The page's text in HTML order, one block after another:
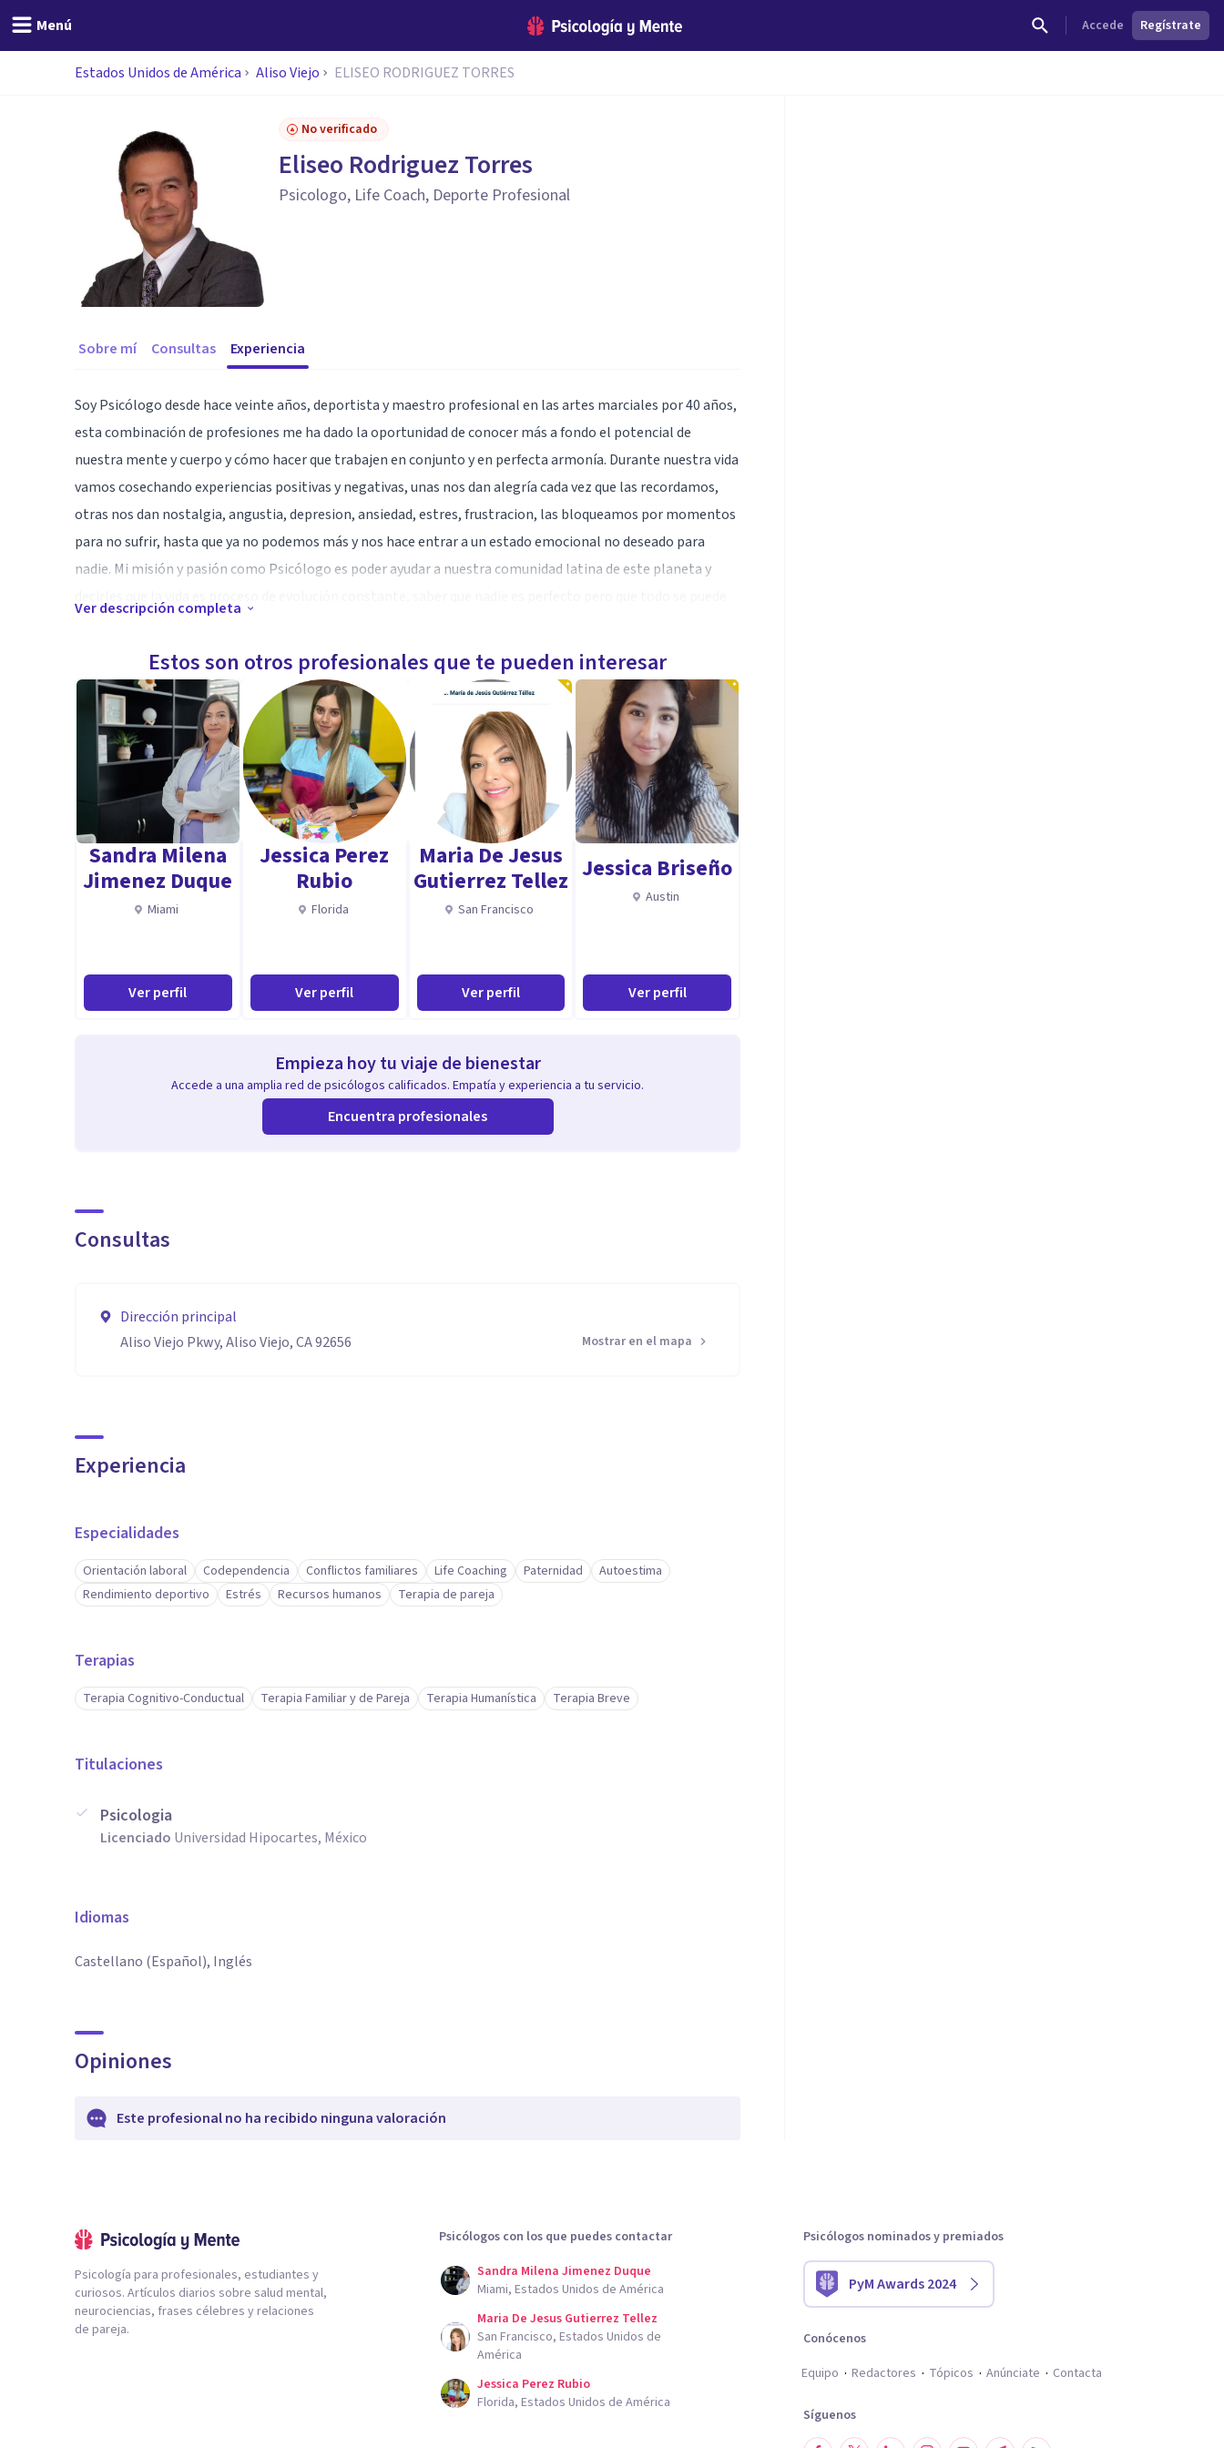
Menú Accede Regístrate
Estados Unidos de América Aliso Viejo ELISEO RODRIGUEZ TORRES
No verificado
Eliseo Rodriguez Torres
Psicologo, Life Coach, Deporte Profesional
Sobre mí Consultas Experiencia
Soy Psicólogo desde hace veinte años, deportista y maestro profesional en las artes marciales por 40 años,
esta combinación de profesiones me ha dado la oportunidad de conocer más a fondo el potencial de
nuestra mente y cuerpo y cómo hacer que trabajen en conjunto y en perfecta armonía. Durante nuestra vida
vamos cosechando experiencias positivas y negativas, unas nos dan alegría cada vez que las recordamos,
otras nos dan nostalgia, angustia, depresion, ansiedad, estres, frustracion, las bloqueamos por momentos
para no sufrir, hasta que ya no podemos más y nos hace entrar a un estado emocional no deseado para
nadie. Mi misión y pasión como Psicólogo es poder ayudar a nuestra comunidad latina de este planeta y
Finalmente decirte que no estás solo y que juntos encontraremos las herramientas necesarias para lograr
tus propósitos y así poder lograr tener una mejor vida física y mentalmente.
Mis consultas solo son en línea, por videollamada a por telefono (whatsapp)
HOY ES UN DIA PERFECTO PARA INICIAR UNAS MEJOR VIDA
Ver descripción completa
Estos son otros profesionales que te pueden interesar
Sandra Milena
Jimenez Duque
Miami
Ver perfil
Jessica Perez
Rubio
Florida
Ver perfil
Maria De Jesus
Gutierrez Tellez
San Francisco
Ver perfil
Jessica Briseño
Austin
Ver perfil
Empieza hoy tu viaje de bienestar
Accede a una amplia red de psicólogos calificados. Empatía y experiencia a tu servicio.
Encuentra profesionales
Consultas
Dirección principal
Aliso Viejo Pkwy, Aliso Viejo, CA 92656
Mostrar en el mapa
Experiencia
Especialidades
Orientación laboral Codependencia Conflictos familiares Life Coaching Paternidad
Autoestima
Rendimiento deportivo
Estrés Recursos humanos Terapia de pareja
Terapias
Terapia Cognitivo-Conductual Terapia Familiar y de Pareja Terapia Humanística Terapia Breve
Titulaciones
Psicologia
Licenciado Universidad Hipocartes, México
Idiomas
Castellano (Español), Inglés
Opiniones
Este profesional no ha recibido ninguna valoración
Psicología para profesionales, estudiantes y
curiosos. Artículos diarios sobre salud mental,
neurociencias, frases célebres y relaciones
de pareja.
Psicólogos con los que puedes contactar
Sandra Milena Jimenez Duque
Miami, Estados Unidos de América
Maria De Jesus Gutierrez Tellez
San Francisco, Estados Unidos de
América
Jessica Perez Rubio
Florida, Estados Unidos de América
Psicólogos nominados y premiados
PyM Awards 2024
Conócenos
Equipo
Redactores Tópicos Anúnciate Contacta
Síguenos